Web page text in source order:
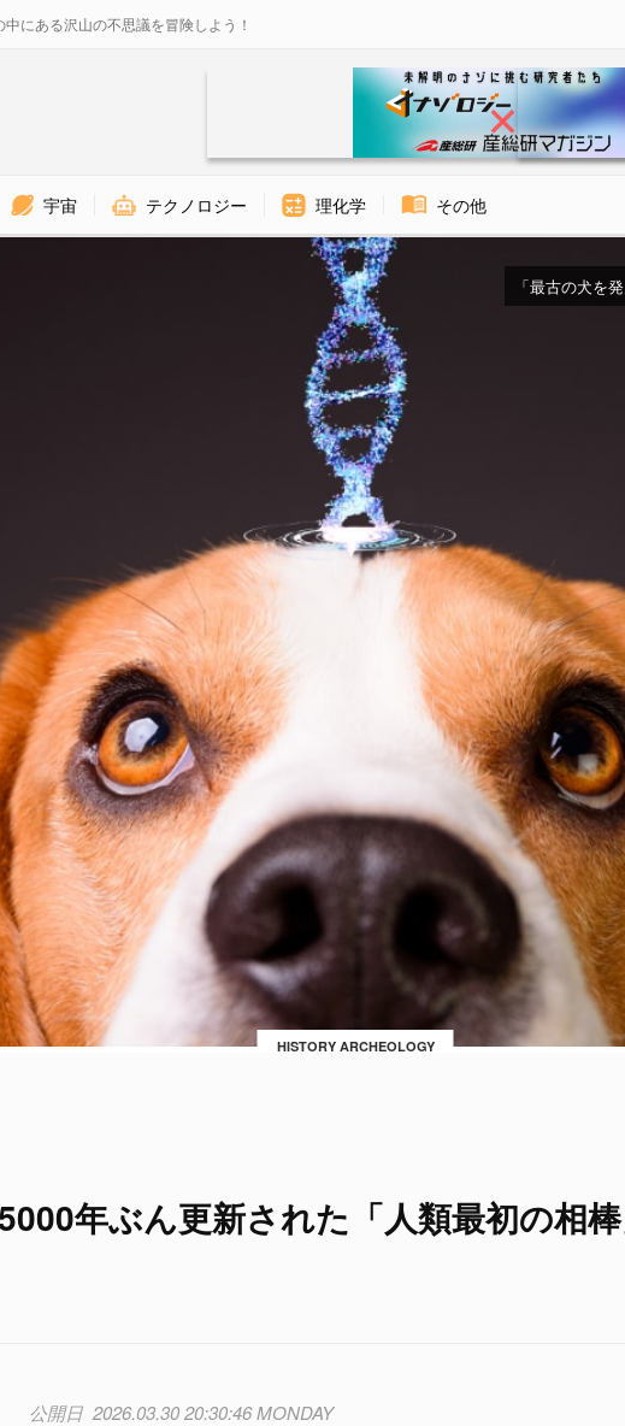
にある沢山の不思議を冒険しよう！
宇宙 テクノロジー 理化学 その他
「最古の犬を
HISTORY ARCHEOLOGY
年ぶん更新された「人類最初の相
2026.03.30 20:30:46 MONDAY